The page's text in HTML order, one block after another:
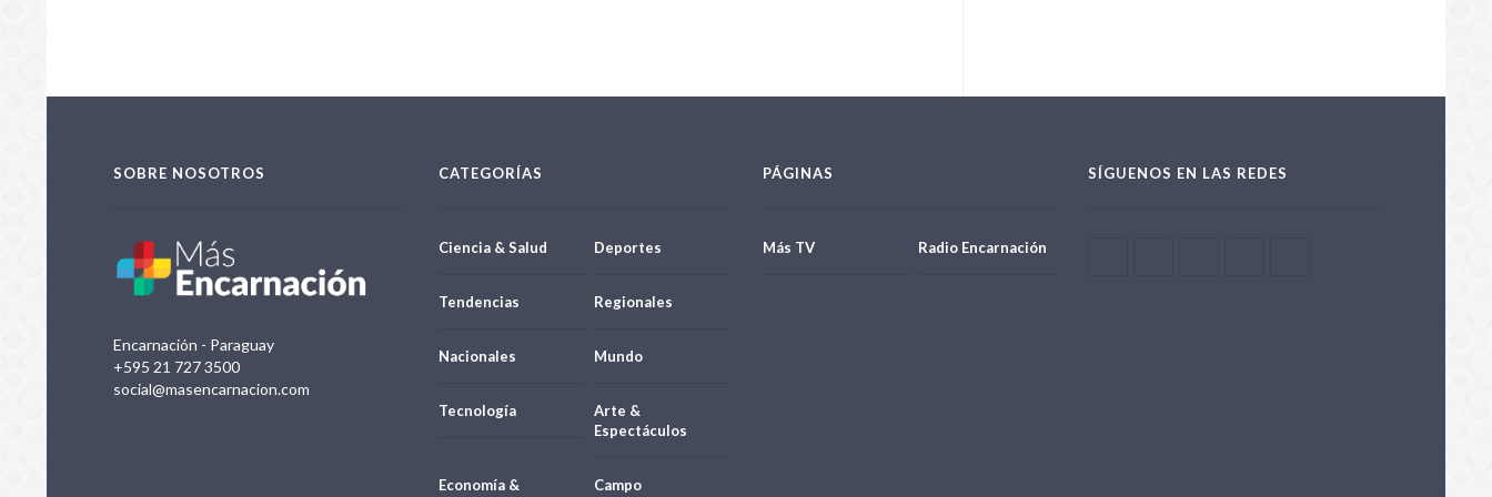
SOBRE NOSOTROS
Encarnación - Paraguay
+595 21 727 3500
social@masencarnacion.com
CATEGORÍAS
Ciencia & Salud Deportes
Tendencias Regionales
Nacionales Mundo
Tecnología
Arte &
Espectáculos
Economía &
Campo
PÁGINAS
Más TV Radio Encarnación
SÍGUENOS EN LAS REDES